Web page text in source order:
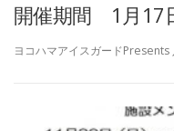
開催期間 1月17
ヨコハマアイスガード